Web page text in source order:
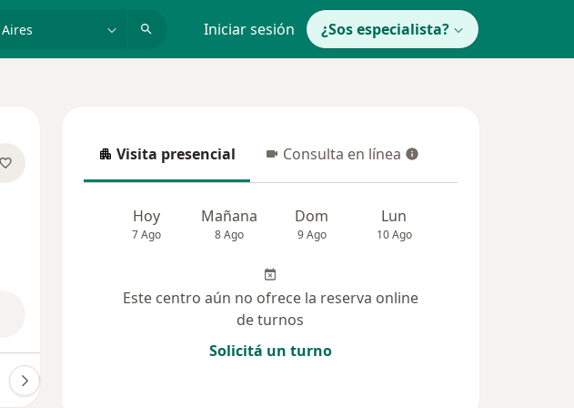
Iniciar sesión ¿Sos especialista?
Opiniones (13)
Visita presencial
Visita presencial Consulta en línea
Consulta en línea
Hoy
7 Ago
Mañana
8 Ago
Dom
9 Ago
Lun
10 Ago
Este centro aún no ofrece la reserva online
de turnos
Solicitá un turno